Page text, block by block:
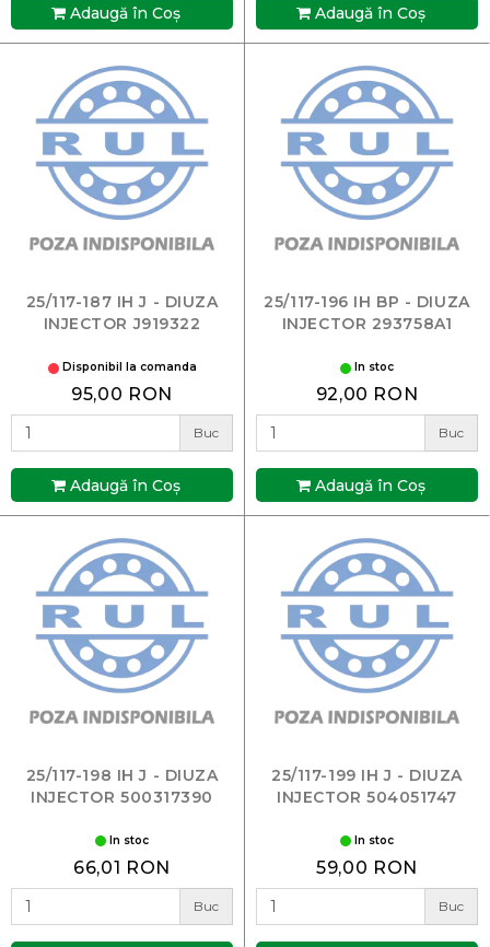
Adaugă în Coş Adaugă în Coş
25/117-187 IH J - DIUZA
INJECTOR J919322
Disponibil la comanda
95,00 RON
Buc
Adaugă în Coş
25/117-196 IH BP - DIUZA
INJECTOR 293758A1
In stoc
92,00 RON
Buc
Adaugă în Coş
25/117-198 IH J - DIUZA
INJECTOR 500317390
In stoc
66,01 RON
Buc
25/117-199 IH J - DIUZA
INJECTOR 504051747
In stoc
59,00 RON
Buc